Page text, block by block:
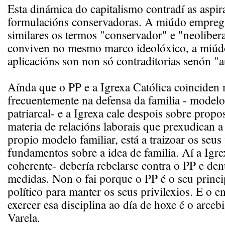
Esta dinámica do capitalismo contradí as
formulacións conservadoras. A miúdo
similares os termos "conservador" e
conviven no mesmo marco ideolóxico, a
aplicacións son non só contraditorias senón
Aínda que o PP e a Igrexa Católica coinciden
frecuentemente na defensa da familia -
patriarcal- e a Igrexa cale despois sobre
materia de relacións laborais que prexudican
propio modelo familiar, está a traizoar os
fundamentos sobre a idea de familia. Aí a
coherente- debería rebelarse contra o PP e
medidas. Non o fai porque o PP é o seu
político para manter os seus privilexios. E o
exercer esa disciplina ao día de hoxe é o
Varela.